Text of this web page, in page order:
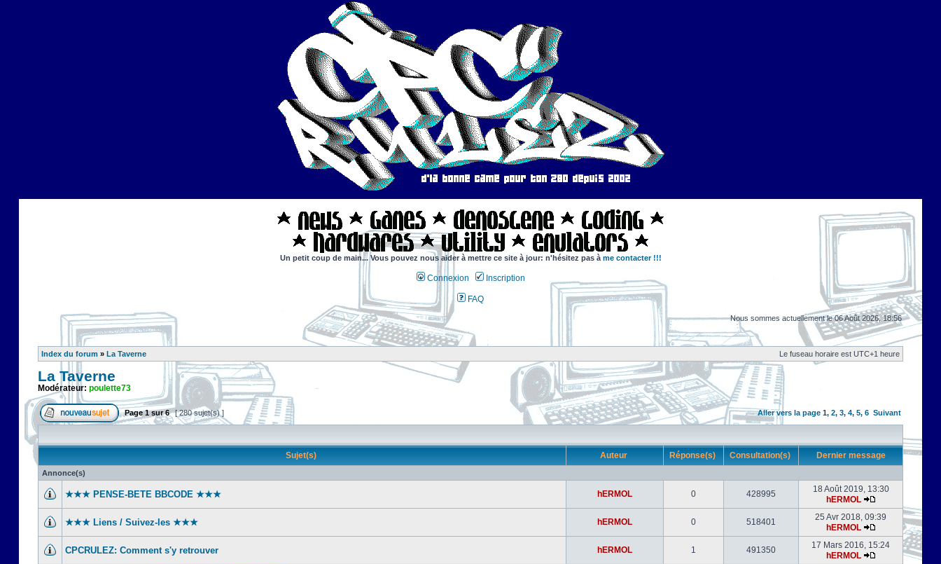
Un petit coup de main... Vous pouvez nous aider à mettre ce site à jour: n'hésitez pas à me contacter !!!
Connexion Inscription
FAQ
Nous sommes actuellement le 06 Août 2026, 18:56
Index du forum » La Taverne Le fuseau horaire est UTC+1 heure
La Taverne
Modérateur: poulette73
Page1sur6 [ 280 sujet(s) ] Aller vers la page 1, 2, 3, 4, 5, 6 Suivant
Sujet(s) Auteur Réponse(s) Consultation(s) Dernier message
Annonce(s)
★★★ PENSE-BETE BBCODE ★★★ hERMOL 0 428995
18 Août 2019, 13:30
hERMOL
★★★ Liens / Suivez-les ★★★ hERMOL 0 518401
25 Avr 2018, 09:39
hERMOL
CPCRULEZ: Comment s'y retrouver‎ hERMOL 1 491350
17 Mars 2016, 15:24
hERMOL